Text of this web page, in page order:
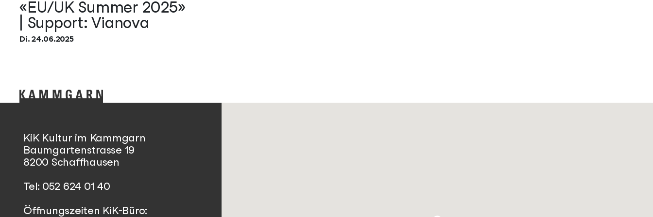
«EU/UK Summer 2025»
| Support: Vianova
Di. 24.06.2025
KiK Kultur im Kammgarn
Baumgartenstrasse 19
8200 Schaffhausen
Tel: 052 624 01 40
Öffnungszeiten KiK-Büro: